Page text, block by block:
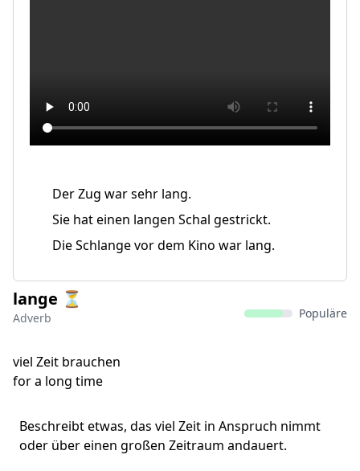
Der Zug war sehr lang.
Sie hat einen langen Schal gestrickt.
Die Schlange vor dem Kino war lang.
lange ⏳
Adverb Populäre
viel Zeit brauchen
for a long time
Beschreibt etwas, das viel Zeit in Anspruch nimmt
oder über einen großen Zeitraum andauert.